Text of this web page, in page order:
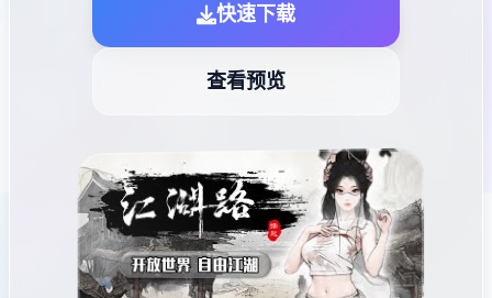
快速下载
查看预览